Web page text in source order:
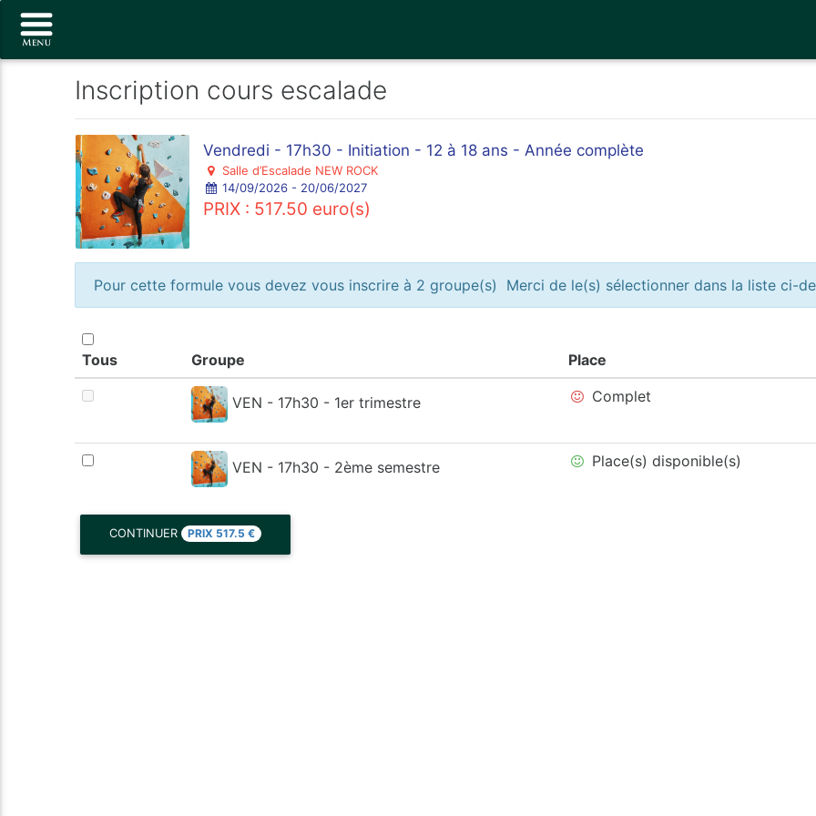
Inscription cours escalade
Vendredi - 17h30 - Initiation - 12 à 18 ans - Année complète
Salle d’Escalade NEW ROCK
14/09/2026 - 20/06/2027
PRIX : 517.50 euro(s)
Pour cette formule vous devez vous inscrire à 2 groupe(s) Merci de le(s) sélectionner dans la liste ci-
Tous Groupe Place
VEN - 17h30 - 1er trimestre Complet
VEN - 17h30 - 2ème semestre Place(s) disponible(s)
CONTINUER PRIX 517.5€